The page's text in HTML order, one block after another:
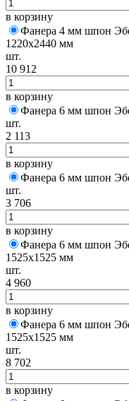
в корзину
Фанера 4 мм шпон
1220х2440 мм
шт.
10 912
в корзину
Фанера 6 мм шпон
шт.
2 113
в корзину
Фанера 6 мм шпон
шт.
3 706
в корзину
Фанера 6 мм шпон
1525х1525 мм
шт.
4 960
в корзину
Фанера 6 мм шпон
1525х1525 мм
шт.
8 702
в корзину